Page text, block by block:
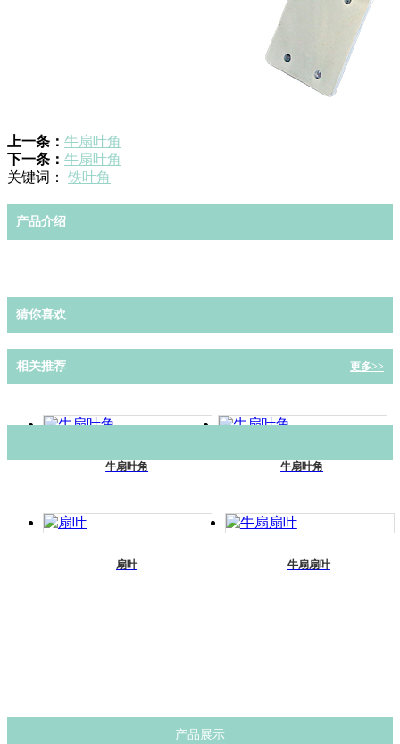
上一条： 牛扇叶角
下一条： 牛扇叶角
关键词： 铁叶角
产品介绍
猜你喜欢
相关推荐 更多>>
牛扇叶角 牛扇叶角
扇叶 牛扇扇叶
产品展示